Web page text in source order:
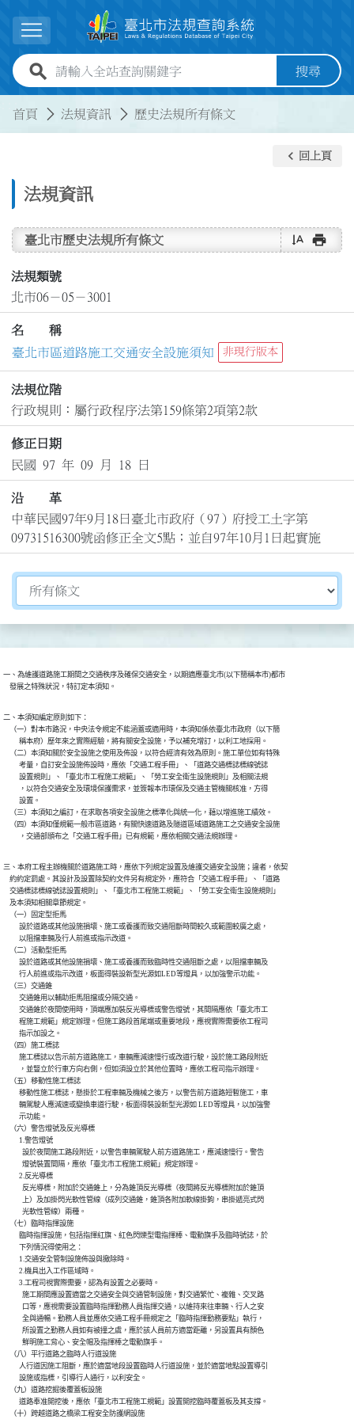
展開選單
全站查詢關鍵字欄位 搜尋
首頁 法規資訊 歷史法規所有條文
法規資訊
keyboard_arrow_left 回上頁
臺北市歷史法規所有條文 text_rotate_vertical print
法規類號
北市06－05－3001
名 稱
臺北市區道路施工交通安全設施須知
非現行版本
法規位階
行政規則：屬行政程序法第159條第2項第2款
修正日期
民國 97 年 09 月 18 日
沿 革
中華民國97年9月18日臺北市政府（97）府授工土字第
09731516300號函修正全文5點；並自97年10月1日起實施
切換選擇法規資訊內容
一、為維護道路施工期間之交通秩序及確保交通安全，以期適應臺北市(以下簡稱本市)都市
    發展之特殊狀況，特訂定本須知。
二、本須知編定原則如下：
    （一）對本市路況，中央法令規定不能涵蓋或適用時，本須知係依臺北市政府（以下簡
          稱本府）歷年來之實際經驗，將有關安全設施，予以補充增訂，以利工地採用。
    （二）本須知關於安全設施之使用及佈設，以符合經濟有效為原則。施工單位如有特殊
          考量，自訂安全設施佈設時，應依「交通工程手冊」、「道路交通標誌標線號誌
          設置規則」、「臺北市工程施工規範」、「勞工安全衛生設施規則」及相關法規
          ，以符合交通安全及環境保護需求，並簽報本市環保及交通主管機關核准，方得
          設置。
    （三）本須知之編訂，在求取各項安全設施之標準化與統一化，藉以增進施工績效。
    （四）本須知僅規範一般市區道路，有關快速道路及隧道區域道路施工之交通安全設施
          ，交通部頒布之「交通工程手冊」已有規範，應依相關交通法規辦理。
三、本府工程主辦機關於道路施工時，應依下列規定設置及維護交通安全設施；違者，依契
    約約定罰處。其設計及設置除契約文件另有規定外，應符合「交通工程手冊」、「道路
    交通標誌標線號誌設置規則」、「臺北市工程施工規範」、「勞工安全衛生設施規則」
    及本須知相關章節規定。
    （一）固定型拒馬
          設於道路或其他設施損壞、施工或養護而致交通阻斷時間較久或範圍較廣之處，
          以阻擋車輛及行人前進或指示改道。
    （二）活動型拒馬
          設於道路或其他設施損壞、施工或養護而致臨時性交通阻斷之處，以阻擋車輛及
          行人前進或指示改道，板面得裝設新型光源如LED等燈具，以加強警示功能。
    （三）交通錐
          交通錐用以輔助拒馬阻擋或分隔交通。
          交通錐於夜間使用時，頂端應加裝反光導標或警告燈號，其間隔應依「臺北市工
          程施工規範」規定辦理。但施工路段首尾端或重要地段，應視實際需要依工程司
          指示加設之。
    （四）施工標誌
          施工標誌以告示前方道路施工，車輛應減速慢行或改道行駛，設於施工路段附近
          ，並豎立於行車方向右側，但如須設立於其他位置時，應依工程司指示辦理。
    （五）移動性施工標誌
          移動性施工標誌，懸掛於工程車輛及機械之後方，以警告前方道路短暫施工，車
          輛駕駛人應減速或變換車道行駛，板面得裝設新型光源如 LED等燈具，以加強警
          示功能。
    （六）警告燈號及反光導標
          1.警告燈號
            設於夜間施工路段附近，以警告車輛駕駛人前方道路施工，應減速慢行。警告
            燈號裝置間隔，應依「臺北市工程施工規範」規定辦理。
          2.反光導標
            反光導標，附加於交通錐上，分為錐頂反光導標（夜間將反光導標附加於錐頂
            上）及加掛閃光軟性管線（成列交通錐，錐頂各附加軟線掛鉤，串掛遞亮式閃
            光軟性管線）兩種。
    （七）臨時指揮設施
          臨時指揮設施，包括指揮紅旗、紅色閃爍型電指揮棒、電動旗手及臨時號誌，於
          下列情況得使用之：
          1.交通安全管制設施佈設與撤除時。
          2.機具出入工作區域時。
          3.工程司視實際需要，認為有設置之必要時。
            施工期間應設置適當之交通安全與交通管制設施，對交通繁忙、複雜、交叉路
            口等，應視需要設置臨時指揮勤務人員指揮交通，以維持來往車輛、行人之安
            全與通暢。勤務人員並應依交通工程手冊規定之「臨時指揮勤務要點」執行，
            所設置之勤務人員如有被撞之虞，應於該人員前方適當距離，另設置具有顏色
            鮮明施工背心、安全帽及指揮棒之電動旗手。
    （八）平行道路之臨時人行道設施
          人行道因施工阻斷，應於適當地段設置臨時人行道設施，並於適當地點設置導引
          設施或指標，引導行人通行，以利安全。
    （九）道路挖掘後覆蓋板設施
          道路奉准開挖後，應依「臺北市工程施工規範」設置開挖臨時覆蓋板及其支撐。
    （十）跨越道路之橋梁工程安全防護網設施